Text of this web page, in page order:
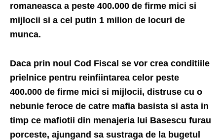
romaneasca a peste 400.000 de firme mici si
mijlocii si a cel putin 1 milion de locuri de
munca.
Daca prin noul Cod Fiscal se vor crea conditiile
prielnice pentru reinfiintarea celor peste
400.000 de firme mici si mijlocii, distruse cu o
nebunie feroce de catre mafia basista si asta in
timp ce mafiotii din menajeria lui Basescu furau
porceste, ajungand sa sustraga de la bugetul